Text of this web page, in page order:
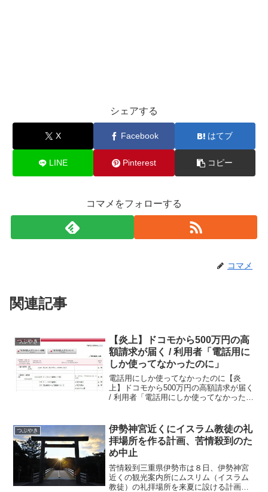
シェアする
X Facebook はてブ
LINE Pinterest コピー
コマメをフォローする
コマメ
関連記事
つぶやき
【炎上】ドコモから500万円の高
額請求が届く / 利用者「電話用に
しか使ってなかったのに」
電話用にしか使ってなかったのに【炎
上】ドコモから500万円の高額請求が届く
/ 利用者「電話用にしか使ってなかったの
吐露している人物が話題となっている。
「使ったもの...
つぶやき
伊勢神宮近くにイスラム教徒の礼
拝場所を作る計画、苦情殺到のた
め中止
苦情殺到三重県伊勢市は８日、伊勢神宮
近くの観光案内所にムスリム（イスラム
教徒）の礼拝場所を来夏に設ける計画を